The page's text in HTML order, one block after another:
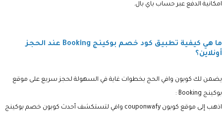
امكانية الدفع عبر حساب باي بال.
ما هي كيفية تطبيق كود خصم بوكينج Booking عند الحجز
أونلاين؟
يضمن لك كوبون وافي الحج بخطوات غاية في السهولة لحجز سريع على موقع
بوكينج Booking :
اذهب إلى موقع كوبون couponwafy وافي لتستكشف أحدث كوبون خصم بوكينج